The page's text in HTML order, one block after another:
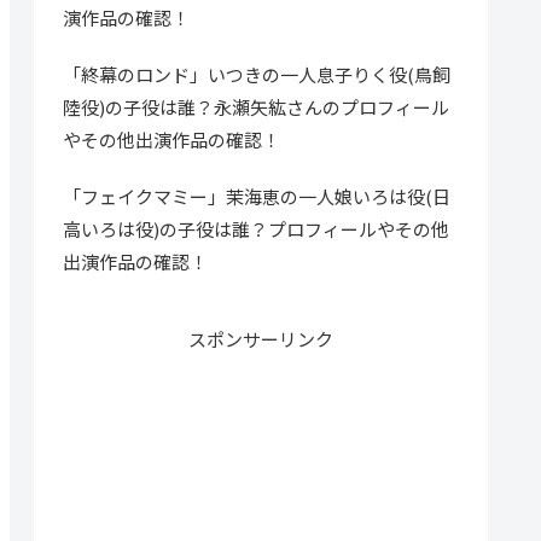
演作品の確認！
「終幕のロンド」いつきの一人息子りく役(鳥飼
陸役)の子役は誰？永瀬矢紘さんのプロフィール
やその他出演作品の確認！
「フェイクマミー」茉海恵の一人娘いろは役(日
高いろは役)の子役は誰？プロフィールやその他
出演作品の確認！
スポンサーリンク